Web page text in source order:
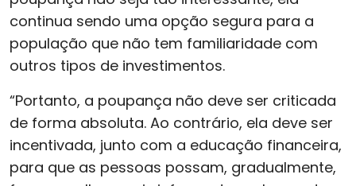
continua sendo uma opção segura para a
população que não tem familiaridade com
outros tipos de investimentos.
“Portanto, a poupança não deve ser criticada
de forma absoluta. Ao contrário, ela deve ser
incentivada, junto com a educação financeira,
para que as pessoas possam, gradualmente,